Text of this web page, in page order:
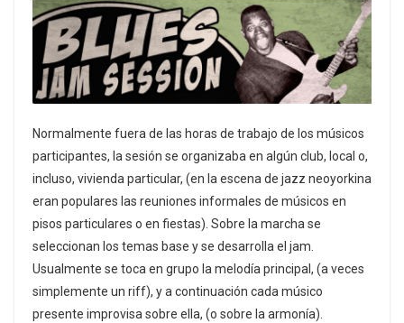
Normalmente fuera de las horas de trabajo de los músicos
participantes, la sesión se organizaba en algún club, local o,
incluso, vivienda particular, (en la escena de jazz neoyorkina
eran populares las reuniones informales de músicos en
pisos particulares o en fiestas). Sobre la marcha se
seleccionan los temas base y se desarrolla el jam.
Usualmente se toca en grupo la melodía principal, (a veces
simplemente un riff), y a continuación cada músico
presente improvisa sobre ella, (o sobre la armonía).